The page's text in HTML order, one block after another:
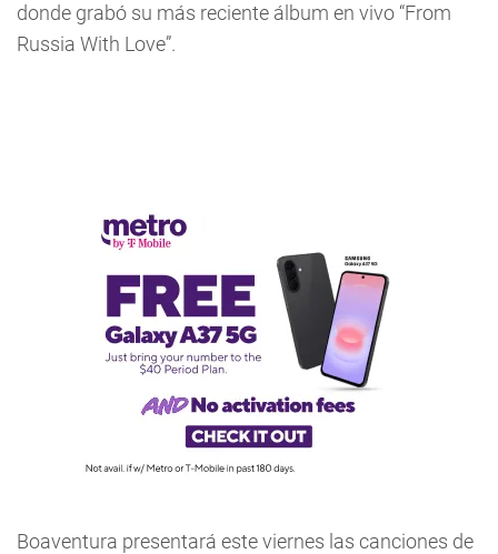
donde grabó su más reciente álbum en vivo “From
Russia With Love”.
Boaventura presentará este viernes las canciones de